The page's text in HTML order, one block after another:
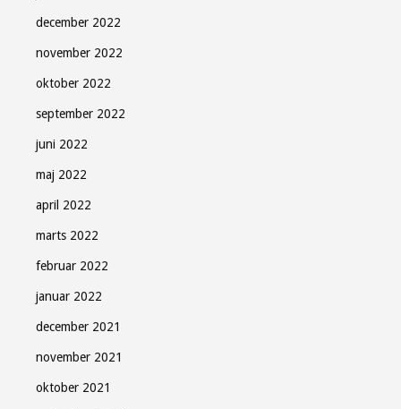
december 2022
november 2022
oktober 2022
september 2022
juni 2022
maj 2022
april 2022
marts 2022
februar 2022
januar 2022
december 2021
november 2021
oktober 2021